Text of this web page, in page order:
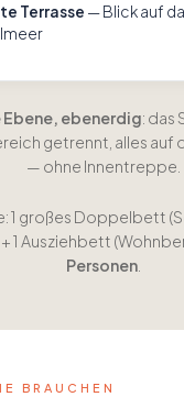
Terrasse — Blick auf
Ebene, ebenerdig: das
getrennt, alles auf
— ohne Innentreppe.
1 großes Doppelbett
1 Ausziehbett
Personen
BRAUCHEN